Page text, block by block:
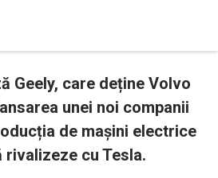
Geely, care deține Volvo
unei noi companii
de mașini electrice
rivalizeze cu Tesla.